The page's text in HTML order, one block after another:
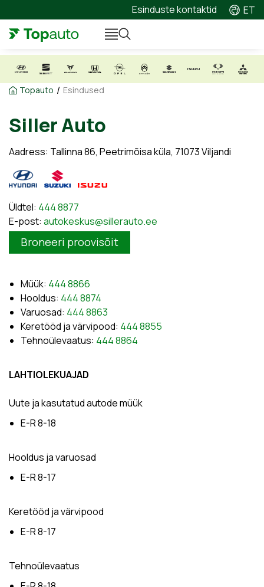
Esinduste kontaktid ET
Topauto / Esindused
Siller Auto
Aadress: Tallinna 86, Peetrimõisa küla, 71073 Viljandi
Üldtel: 444 8877
E-post: autokeskus@sillerauto.ee
Broneeri proovisõit
Müük: 444 8866
Hooldus: 444 8874
Varuosad: 444 8863
Keretööd ja värvipood: 444 8855
Tehnoülevaatus: 444 8864
LAHTIOLEKUAJAD
Uute ja kasutatud autode müük
E-R 8-18
Hooldus ja varuosad
E-R 8-17
Keretööd ja värvipood
E-R 8-17
Tehnoülevaatus